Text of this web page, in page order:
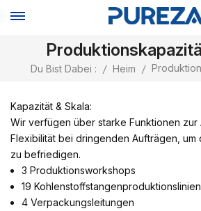
Du Bist Dabei : / Heim /
Kapazität & Skala:
Wir verfügen über starke Funktionen zur
Flexibilität bei dringenden Aufträgen, um
zu befriedigen.
3 Produktionsworkshops
19 Kohlenstoffstangenproduktionslinien
4 Verpackungsleitungen